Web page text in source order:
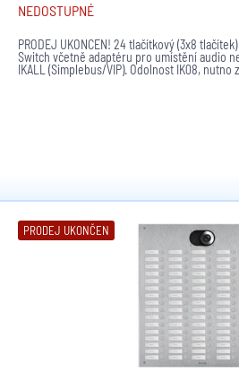
NEDOSTUPNÉ
PRODEJ UKONČEN! 24 tlačítkový (3x8
Switch včetně adaptéru pro umístění audio
IKALL (Simplebus/VIP). Odolnost IK08,
PRODEJ UKONČEN